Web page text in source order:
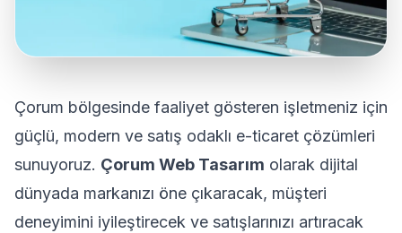
Çorum bölgesinde faaliyet gösteren işletmeniz için
güçlü, modern ve satış odaklı e-ticaret çözümleri
sunuyoruz. Çorum Web Tasarım olarak dijital
dünyada markanızı öne çıkaracak, müşteri
deneyimini iyileştirecek ve satışlarınızı artıracak